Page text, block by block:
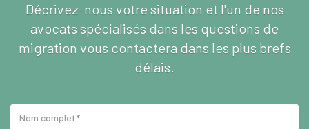
Décrivez-nous votre situation et l'un de nos
avocats spécialisés dans les questions de
migration vous contactera dans les plus brefs
délais.